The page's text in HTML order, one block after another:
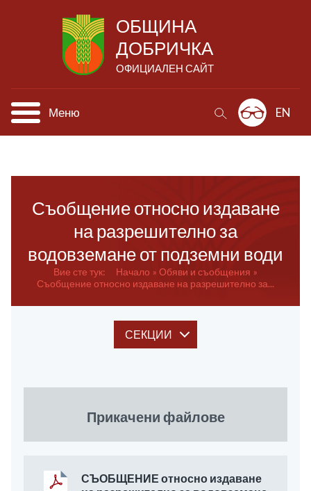
ОБЩИНА
ДОБРИЧКА
ОФИЦИАЛЕН САЙТ
Меню EN
Съобщение относно издаване
на разрешително за
водовземане от подземни води
Вие сте тук: Начало
Обяви и съобщения
Съобщение относно издаване на разрешително за...
СЕКЦИИ
Прикачени файлове
СЪОБЩЕНИЕ относно издаване